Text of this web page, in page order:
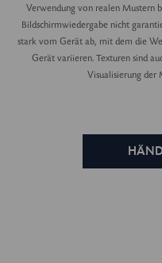
Verwendung von realen Mustern
Bildschirmwiedergabe nicht
stark vom Gerät ab, mit dem die
Gerät variieren. Texturen sind
Visualisierung der